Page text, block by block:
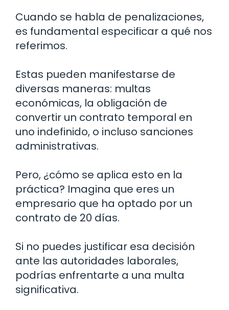
Cuando se habla de penalizaciones,
es fundamental especificar a qué nos
referimos.
Estas pueden manifestarse de
diversas maneras: multas
económicas, la obligación de
convertir un contrato temporal en
uno indefinido, o incluso sanciones
administrativas.
Pero, ¿cómo se aplica esto en la
práctica? Imagina que eres un
empresario que ha optado por un
contrato de 20 días.
Si no puedes justificar esa decisión
ante las autoridades laborales,
podrías enfrentarte a una multa
significativa.